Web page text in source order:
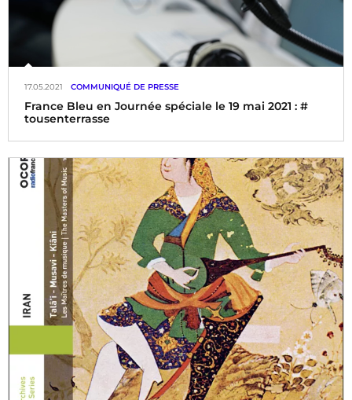
France Bleu en Journée spéciale le 19 mai 2021 : #
tousenterrasse
17.05.2021 COMMUNIQUÉ DE PRESSE